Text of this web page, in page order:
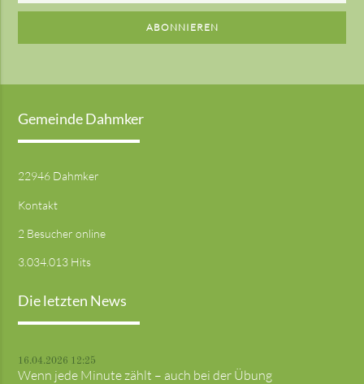
ABONNIEREN
Gemeinde Dahmker
22946 Dahmker
Kontakt
2 Besucher online
3.034.013 Hits
Die letzten News
16.04.2026 12:25
Wenn jede Minute zählt – auch bei der Übung